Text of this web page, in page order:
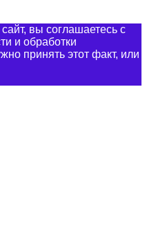
вы соглашаетесь с
и обработки
принять этот факт, или